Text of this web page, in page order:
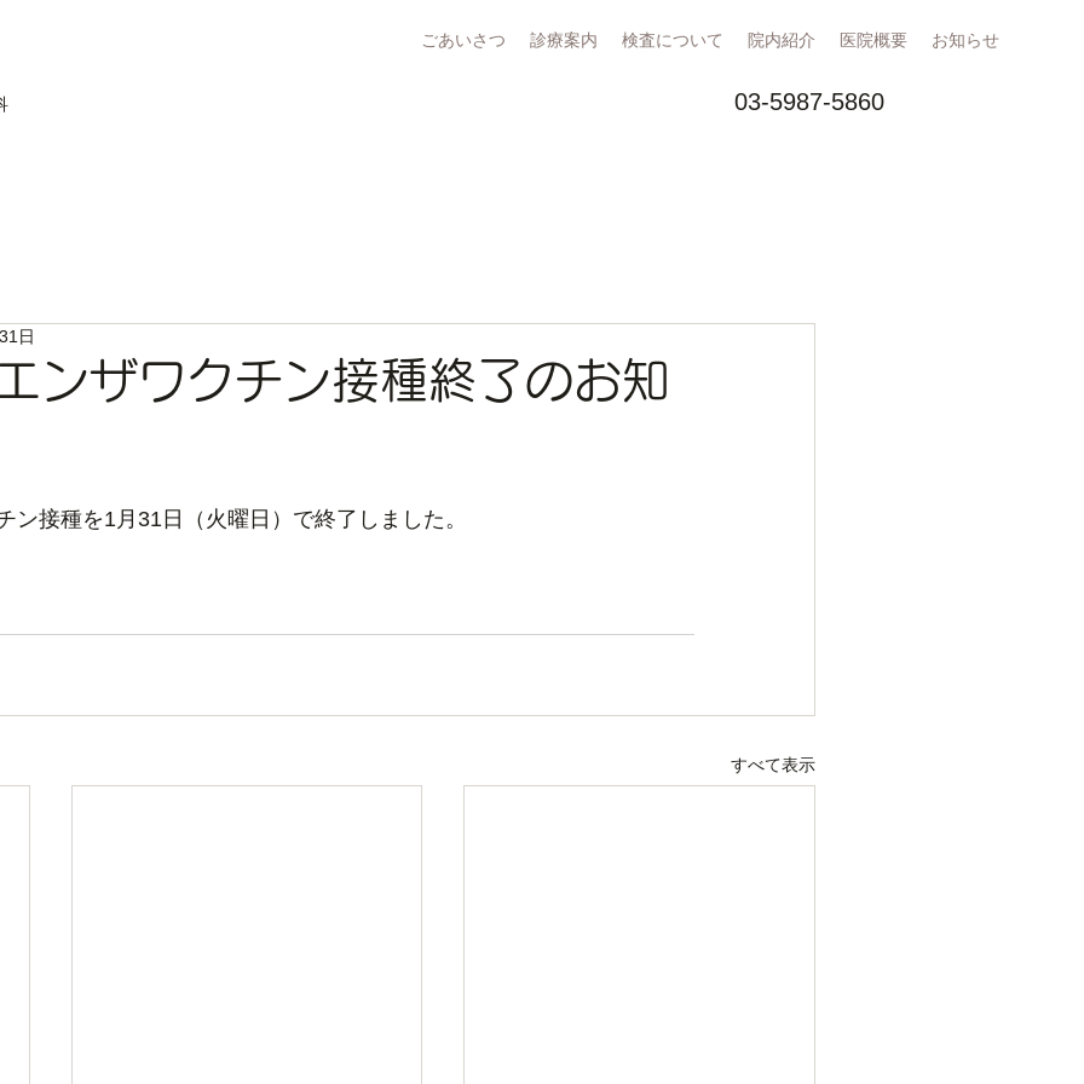
ごあいさつ 診療案内 検査について 院内紹介 医院概要 お知らせ
03-5987-5860
ンザワクチン接種終了のお知
日
ン接種を1月31日（火曜日）で終了しました。
すべて表示